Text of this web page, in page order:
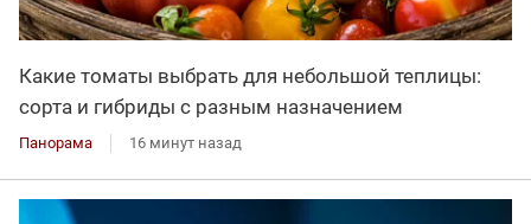
Какие томаты выбрать для небольшой теплицы:
сорта и гибриды с разным назначением
Панорама 16 минут назад